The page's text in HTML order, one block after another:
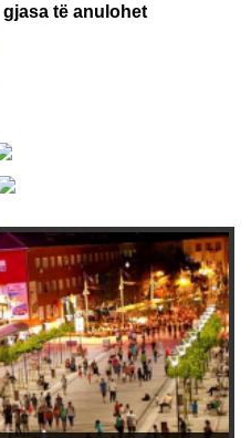
gjasa të anulohet